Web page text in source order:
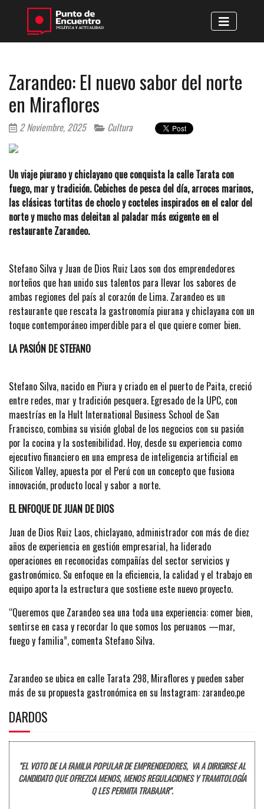
Zarandeo: El nuevo sabor del norte
en Miraflores
2 Noviembre, 2025 Cultura
Un viaje piurano y chiclayano que conquista la calle Tarata con
fuego, mar y tradición. Cebiches de pesca del día, arroces marinos,
las clásicas tortitas de choclo y cocteles inspirados en el calor del
norte y mucho mas deleitan al paladar más exigente en el
restaurante Zarandeo.
Stefano Silva y Juan de Dios Ruiz Laos son dos emprendedores
norteños que han unido sus talentos para llevar los sabores de
ambas regiones del país al corazón de Lima. Zarandeo es un
restaurante que rescata la gastronomía piurana y chiclayana con un
toque contemporáneo imperdible para el que quiere comer bien.
LA PASIÓN DE STEFANO
Stefano Silva, nacido en Piura y criado en el puerto de Paita, creció
entre redes, mar y tradición pesquera. Egresado de la UPC, con
maestrías en la Hult International Business School de San
Francisco, combina su visión global de los negocios con su pasión
por la cocina y la sostenibilidad. Hoy, desde su experiencia como
ejecutivo financiero en una empresa de inteligencia artificial en
Silicon Valley, apuesta por el Perú con un concepto que fusiona
innovación, producto local y sabor a norte.
EL ENFOQUE DE JUAN DE DIOS
Juan de Dios Ruiz Laos, chiclayano, administrador con más de diez
años de experiencia en gestión empresarial, ha liderado
operaciones en reconocidas compañías del sector servicios y
gastronómico. Su enfoque en la eficiencia, la calidad y el trabajo en
equipo aporta la estructura que sostiene este nuevo proyecto.
“Queremos que Zarandeo sea una toda una experiencia: comer bien,
sentirse en casa y recordar lo que somos los peruanos —mar,
fuego y familia”, comenta Stefano Silva.
Zarandeo se ubica en calle Tarata 298, Miraflores y pueden saber
más de su propuesta gastronómica en su Instagram: zarandeo.pe
DARDOS
"EL VOTO DE LA FAMILIA POPULAR DE EMPRENDEDORES, VA A DIRIGIRSE AL
CANDIDATO QUE OFREZCA MENOS, MENOS REGULACIONES Y TRAMITOLOGÍA
Q LES PERMITA TRABAJAR".